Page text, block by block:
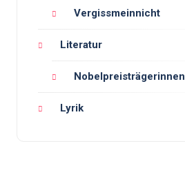
Vergissmeinnicht
Literatur
Nobelpreisträgerinnen
Lyrik